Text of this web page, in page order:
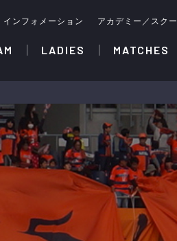
インフォメーション アカデミー／スク
LADIES MATCHES